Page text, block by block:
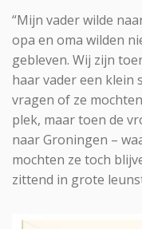
“Mijn vader wilde
opa en oma wilden
gebleven. Wij zijn
haar vader een klein
vragen of ze
plek, maar toen de
naar Groningen –
mochten ze toch
zittend in grote